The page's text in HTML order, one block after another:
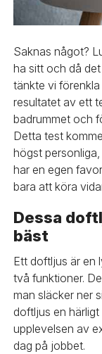
Saknas något?
ha sitt och då
tänkte vi
resultatet av ett
badrummet och
Detta test
högst
har en egen
bara att köra
Dessa
bäst
Ett doftljus är en
två funktioner.
man släcker ner
doftljus en
upplevelsen av
dag på jobbet.